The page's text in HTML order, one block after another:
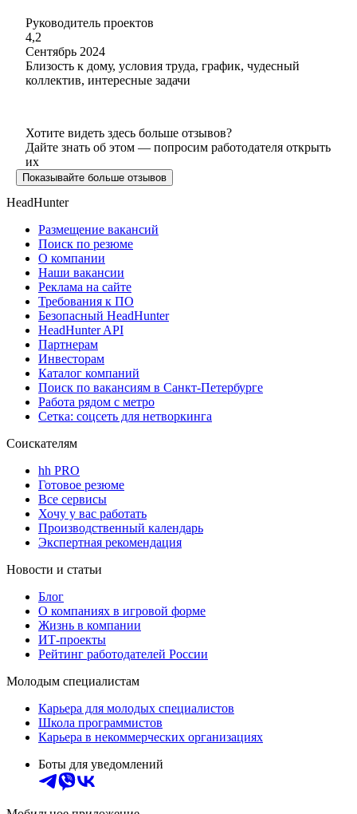
Руководитель проектов
4,2
Сентябрь 2024
Близость к дому, условия труда, график, чудесный
коллектив, интересные задачи
Хотите видеть здесь больше отзывов?
Дайте знать об этом — попросим работодателя открыть
их
Показывайте больше отзывов
HeadHunter
Размещение вакансий
Поиск по резюме
О компании
Наши вакансии
Реклама на сайте
Требования к ПО
Безопасный HeadHunter
HeadHunter API
Партнерам
Инвесторам
Каталог компаний
Поиск по вакансиям в Санкт-Петербурге
Работа рядом с метро
Сетка: соцсеть для нетворкинга
Соискателям
hh PRO
Готовое резюме
Все сервисы
Хочу у вас работать
Производственный календарь
Экспертная рекомендация
Новости и статьи
Блог
О компаниях в игровой форме
Жизнь в компании
ИТ-проекты
Рейтинг работодателей России
Молодым специалистам
Карьера для молодых специалистов
Школа программистов
Карьера в некоммерческих организациях
Боты для уведомлений